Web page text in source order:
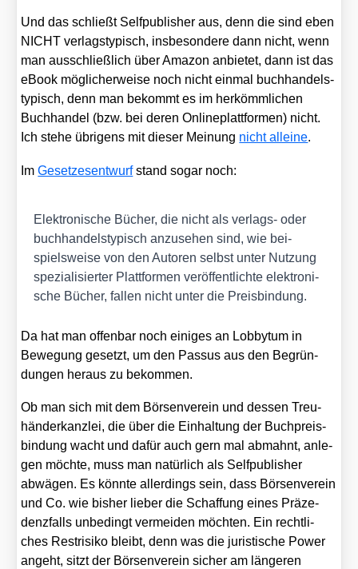
Und das schließt Self­pu­blisher aus, denn die sind eben
NICHT ver­lags­ty­pisch, ins­be­son­de­re dann nicht, wenn
man aus­schließ­lich über Ama­zon anbie­tet, dann ist das
eBook mög­li­cher­wei­se noch nicht ein­mal buch­han­dels­
ty­pisch, denn man bekommt es im her­kömm­li­chen
Buch­han­del (bzw. bei deren Online­platt­for­men) nicht.
Ich ste­he übri­gens mit die­ser Mei­nung nicht allei­ne.
ImGeset­zes­ent­wurfstand sogar noch:
Elek­tro­ni­sche Bücher, die nicht als ver­lags- oder
buch­han­dels­ty­pisch anzu­se­hen sind, wie bei­
spiels­wei­se von den Autoren selbst unter Nut­zung
spe­zia­li­sier­ter Platt­for­men ver­öf­fent­lich­te elek­tro­ni­
sche Bücher, fal­len nicht unter die Preis­bin­dung.
Da hat man offen­bar noch eini­ges an Lob­by­tum in
Bewe­gung gesetzt, um den Pas­sus aus den Begrün­
dun­gen her­aus zu bekom­men.
Ob man sich mit dem Bör­sen­ver­ein und des­sen Treu­
hän­der­kanz­lei, die über die Ein­hal­tung der Buch­preis­
bin­dung wacht und dafür auch gern mal abmahnt, anle­
gen möch­te, muss man natür­lich als Self­pu­blisher
abwä­gen. Es könn­te aller­dings sein, dass Bör­sen­ver­ein
und Co. wie bis­her lie­ber die Schaf­fung eines Prä­ze­
denz­falls unbe­dingt ver­mei­den möch­ten. Ein recht­li­
ches Rest­ri­si­ko bleibt, denn was die juris­ti­sche Power
angeht, sitzt der Bör­sen­ver­ein sicher am län­ge­ren